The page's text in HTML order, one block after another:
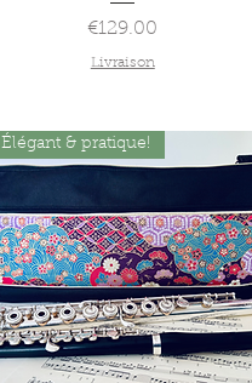
Price
€129.00
Livraison
Élégant & pratique!